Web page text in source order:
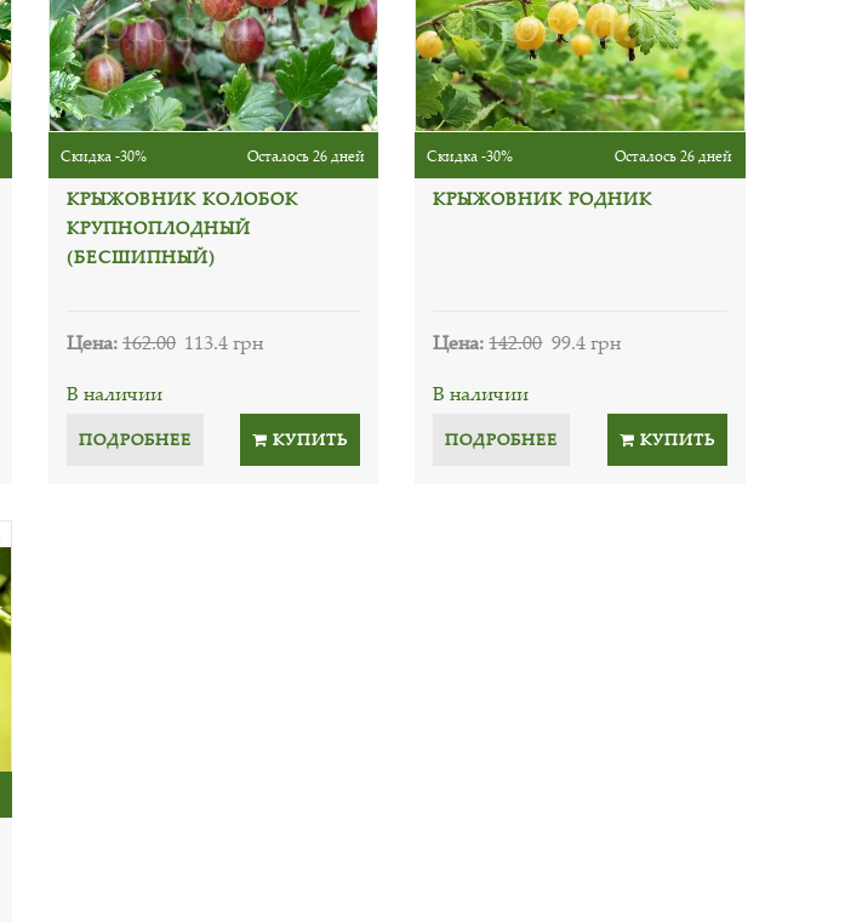
Скидка -30% Осталось 26 дней
КРЫЖОВНИК КОЛОБОК
КРУПНОПЛОДНЫЙ
(БЕСШИПНЫЙ)
Цена:162.00 113.4 грн
В наличии
ПОДРОБНЕЕ КУПИТЬ
Скидка -30% Осталось 26 дней
КРЫЖОВНИК РОДНИК
Цена:142.00 99.4 грн
В наличии
ПОДРОБНЕЕ КУПИТЬ